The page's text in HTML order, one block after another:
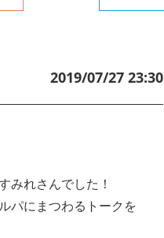
2019/07/27 23:30
みれさんでした！
パにまつわるトークを